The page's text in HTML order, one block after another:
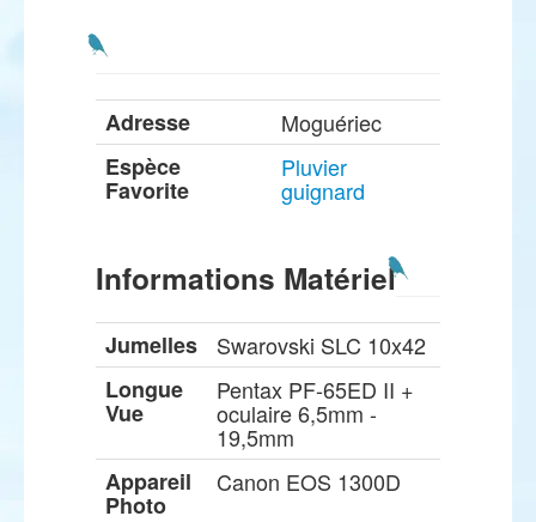
Adresse
Moguériec
Espèce
Favorite
Pluvier
guignard
Informations Matériel
Jumelles
Swarovski SLC 10x42
Longue
Vue
Pentax PF-65ED II +
oculaire 6,5mm -
19,5mm
Appareil
Photo
Canon EOS 1300D